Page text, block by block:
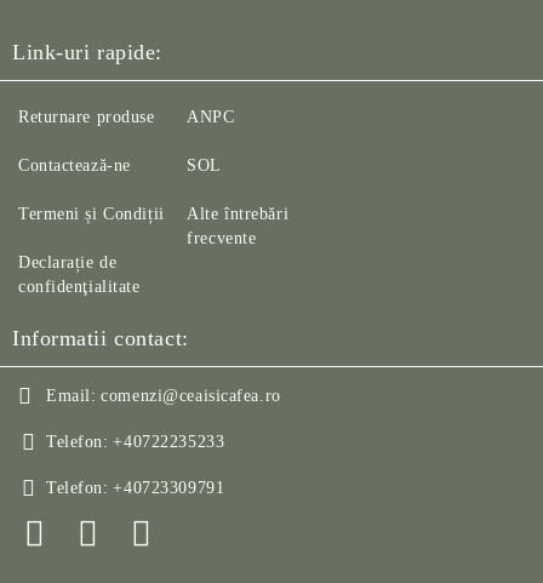
Link-uri rapide:
Returnare produse
Contactează-ne
Termeni și Condiții
Declarație de
confidenţialitate
ANPC
SOL
Alte întrebări
frecvente
Informatii contact:
Email: comenzi@ceaisicafea.ro
Telefon: +40722235233
Telefon: +40723309791